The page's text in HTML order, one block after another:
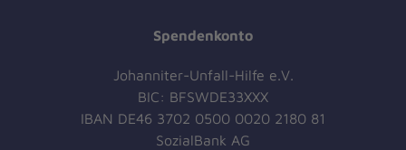
Spendenkonto
Johanniter-Unfall-Hilfe e.V.
BIC: BFSWDE33XXX
IBAN DE46 3702 0500 0020 2180 81
SozialBank AG